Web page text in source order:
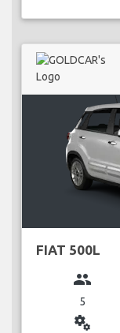
FIAT 500L
group
5
miscellaneous_services